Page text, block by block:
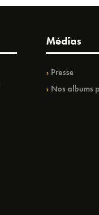
Médias
Presse
Nos albums